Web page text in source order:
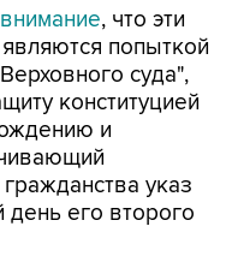
, что эти
попыткой
суда",
конституцией
и
указ
его второго